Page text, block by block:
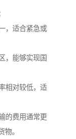
，适合紧急或
，能够实现国
相对较低，适
的费用通常更
物。